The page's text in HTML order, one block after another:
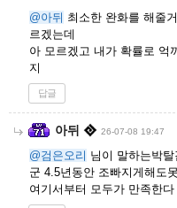
@아뒤 최소한 완화를 해줄
르겠는데
아 모르겠고 내가 확률로 억
지
답글
아뒤 26-07-08 19:47
@검은오리 님이 말하는박
군 4.5년동안 조빠지게해도
여기서부터 모두가 만족한